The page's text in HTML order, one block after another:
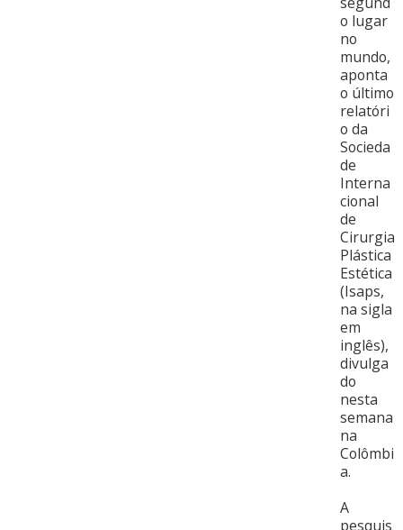
o lugar
no
mundo,
aponta
o último
relatóri
o da
Socieda
de
Interna
cional
de
Cirurgia
Plástica
Estética
(Isaps,
na sigla
em
inglês),
divulga
do
nesta
semana
na
Colômbi
a.
A
pesquis